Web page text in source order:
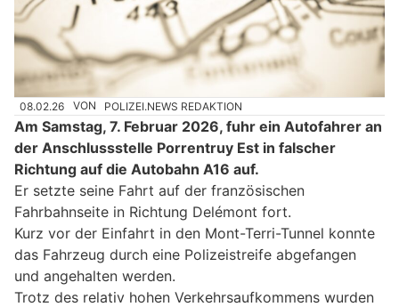
08.02.26 VON POLIZEI.NEWS REDAKTION
Am Samstag, 7. Februar 2026, fuhr ein Autofahrer an
der Anschlussstelle Porrentruy Est in falscher
Richtung auf die Autobahn A16 auf.
Er setzte seine Fahrt auf der französischen
Fahrbahnseite in Richtung Delémont fort.
Kurz vor der Einfahrt in den Mont-Terri-Tunnel konnte
das Fahrzeug durch eine Polizeistreife abgefangen
und angehalten werden.
Trotz des relativ hohen Verkehrsaufkommens wurden